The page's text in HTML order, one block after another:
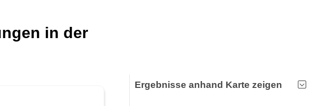
in der
Ergebnisse anhand Karte zeigen